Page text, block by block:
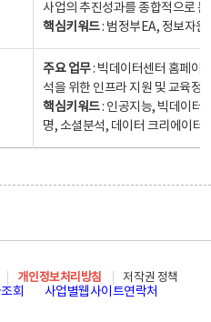
사업의 추진성과를 종합적으로
핵심키워드: 범정부EA, 정보자
주요 업무: 빅데이터센터 홈페이
석을 위한 인프라 지원 및 교육정
핵심키워드: 인공지능, 빅데이터,
명, 소셜분석, 데이터 크리에이터
개인정보처리방침
저작권 정책
회 사업별웹사이트연락처